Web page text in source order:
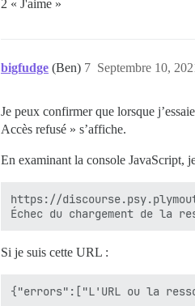
2 « J'aime »
bigfudge (Ben) Septembre 10,
7
Je peux confirmer que lorsque
Accès refusé » s’affiche.
En examinant la console JavaScript,
https://
Si je suis cette URL :